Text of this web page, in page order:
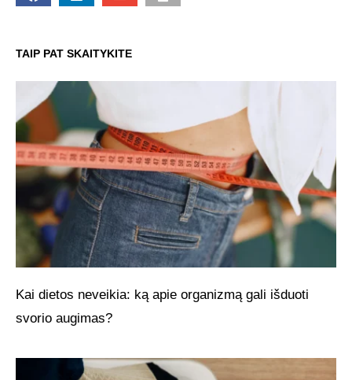
TAIP PAT SKAITYKITE
Kai dietos neveikia: ką apie organizmą gali išduoti
svorio augimas?